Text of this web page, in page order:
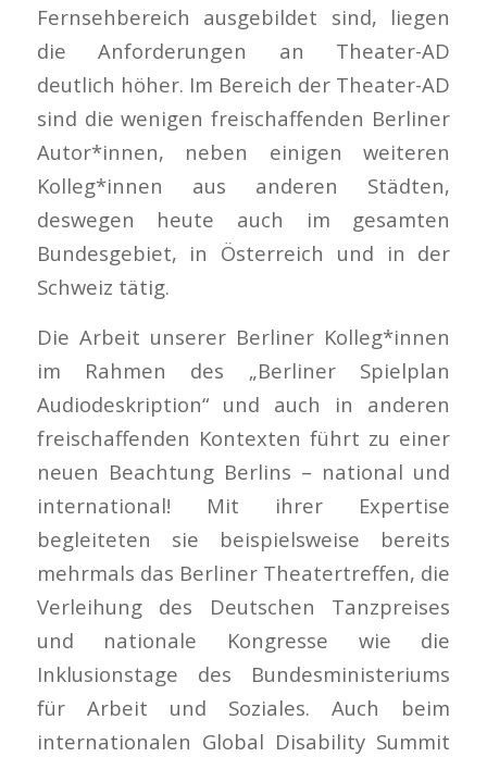
Fernsehbereich ausgebildet sind, liegen
die Anforderungen an Theater-AD
deutlich höher. Im Bereich der Theater-AD
sind die wenigen freischaffenden Berliner
Autor*innen, neben einigen weiteren
Kolleg*innen aus anderen Städten,
deswegen heute auch im gesamten
Bundesgebiet, in Österreich und in der
Schweiz tätig.
Die Arbeit unserer Berliner Kolleg*innen
im Rahmen des „Berliner Spielplan
Audiodeskription“ und auch in anderen
freischaffenden Kontexten führt zu einer
neuen Beachtung Berlins – national und
international! Mit ihrer Expertise
begleiteten sie beispielsweise bereits
mehrmals das Berliner Theatertreffen, die
Verleihung des Deutschen Tanzpreises
und nationale Kongresse wie die
Inklusionstage des Bundesministeriums
für Arbeit und Soziales. Auch beim
internationalen Global Disability Summit